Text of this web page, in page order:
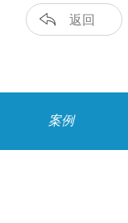
返回
案例